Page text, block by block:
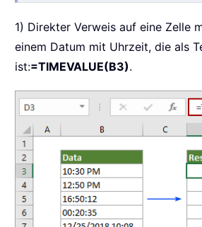
1) Direkter Verweis auf eine Zelle
einem Datum mit Uhrzeit, die als
ist:=TIMEVALUE(B3).